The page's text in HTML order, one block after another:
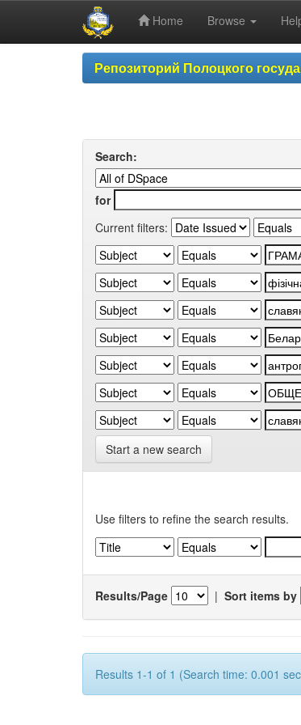
Home Browse
Репозиторий Полоцкого
Search:
for
Current filters:
Start a new search
Use filters to refine the search results.
Results/Page | Sort items by
Results 1-1 of 1 (Search time: 0.001